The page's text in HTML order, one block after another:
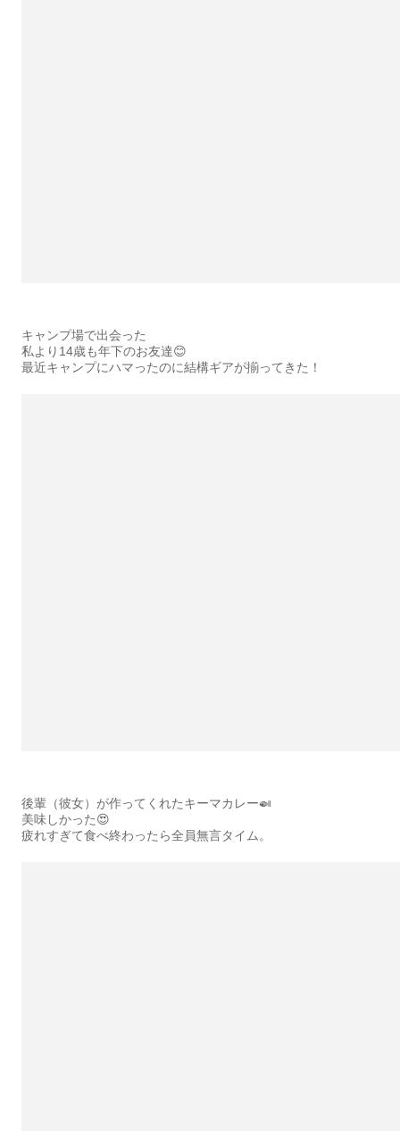
キャンプ場で出会った
私より14歳も年下のお友達😊
最近キャンプにハマったのに結構ギアが揃ってきた！
後輩（彼女）が作ってくれたキーマカレー🍛
美味しかった😍
疲れすぎて食べ終わったら全員無言タイム。